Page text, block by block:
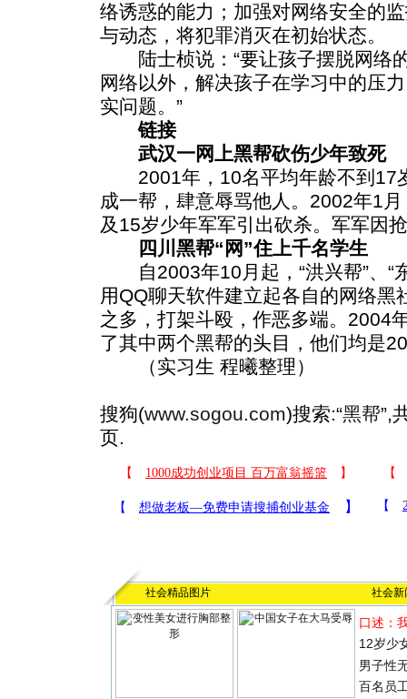
络诱惑的能力；加强对网络安全的
与动态，将犯罪消灭在初始状态。
陆士桢说：“要让孩子摆脱网络
网络以外，解决孩子在学习中的压
实问题。”
链接
武汉一网上黑帮砍伤少年致死
2001年，10名平均年龄不到17
成一帮，肆意辱骂他人。2002年1
及15岁少年军军引出砍杀。军军因
四川黑帮“网”住上千名学生
自2003年10月起，“洪兴帮”、“东
用QQ聊天软件建立起各自的网络黑
之多，打架斗殴，作恶多端。2004
了其中两个黑帮的头目，他们均是
（实习生 程曦整理）
搜狗(www.sogou.com)搜索:“黑帮”,
页.
社会精品图片 社会新
口述：
12岁少
男子性
百名员